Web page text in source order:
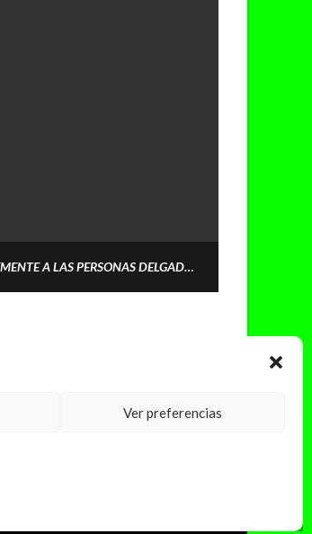
Ver preferencias
EL MUNDO DE LA MODA HUMILLA CONSTANTEMENTE A LAS PERSONAS DELGADAS.